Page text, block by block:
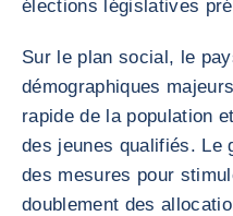
élections législatives
Sur le plan social, le
démographiques
rapide de la population
des jeunes qualifiés. Le
des mesures pour
doublement des